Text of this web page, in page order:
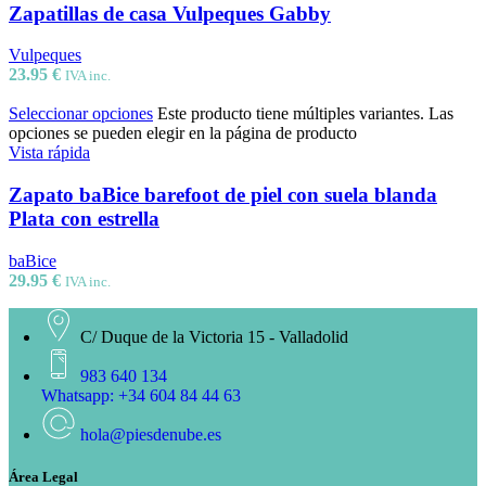
Zapatillas de casa Vulpeques Gabby
Vulpeques
23.95 € IVA inc.
Seleccionar opciones Este producto tiene múltiples variantes. Las
opciones se pueden elegir en la página de producto
Vista rápida
Zapato baBice barefoot de piel con suela blanda
Plata con estrella
baBice
29.95 € IVA inc.
C/ Duque de la Victoria 15 - Valladolid
983 640 134
Whatsapp: +34 604 84 44 63
hola@piesdenube.es
Área Legal